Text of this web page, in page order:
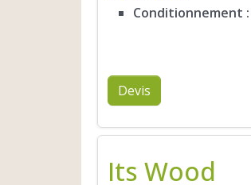
Conditionnement :
Devis
Its Wood